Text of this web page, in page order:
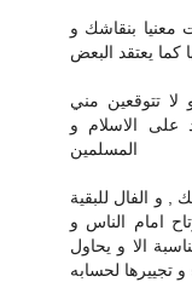
معنيا بنقاشك و
كما يعتقد البعض
لا تتوقعين مني
على الاسلام و
المسلمين
, و الفال للبقية
امام الناس و
الا و يحاول
و تجييرها لحسابه